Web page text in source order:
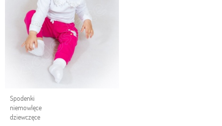
Spodenki
niemowlęce
dziewczęce